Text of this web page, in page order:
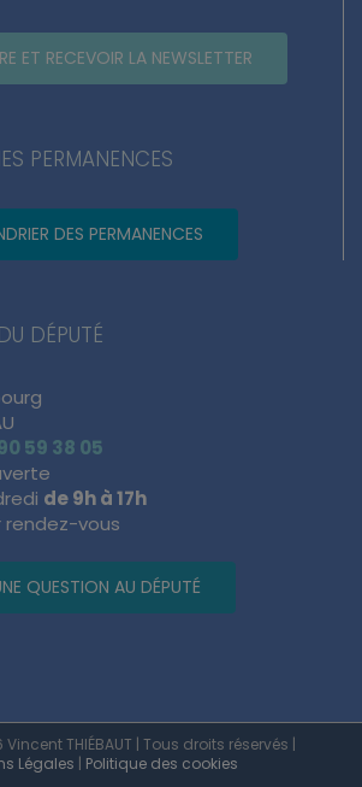
ET RECEVOIR LA NEWSLETTER
PERMANENCES
DES PERMANENCES
DÉPUTÉ
59 38 05
de 9h à 17h
rendez-vous
QUESTION AU DÉPUTÉ
THIÉBAUT | Tous droits réservés |
Légales | Politique des cookies